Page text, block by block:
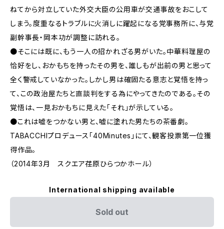
ねてから対立していた外交大臣の公用車が交通事故をおこして
しまう。度重なるトラブルに火消しに躍起になる党事務所に、与党
副幹事長・岡本功が調整に訪れる。
●そこには既に、もう一人の招かれざる男がいた。中華料理屋の
恰好をし、おかもちを持ったその男を、誰しもが出前の男と思って
全く警戒していなかった。しかし男は確固たる意志と覚悟を持っ
て、この政治屋たちと直談判をする為にやってきたのである。その
覚悟は、一見おかもちに見えた「それ」が示している。
●これは嘘をつかない男と、嘘に塗れた男たちの茶番劇。
TABACCHIプロデュース「40Minutes」にて、観客投票第一位獲
得作品。
（2014年3月 スクエア荏原ひらつかホール）
International shipping available
Sold out